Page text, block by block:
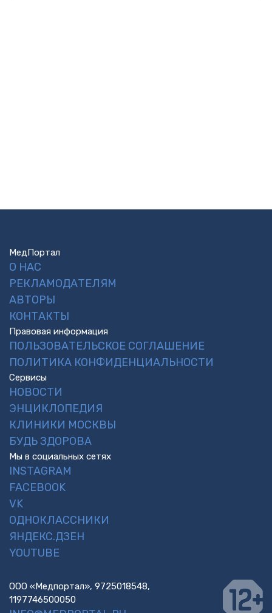
МедПортал
О НАС
РЕКЛАМОДАТЕЛЯМ
АВТОРЫ
КОНТАКТЫ
Правовая информация
ПОЛЬЗОВАТЕЛЬСКОЕ СОГЛАШЕНИЕ
ПОЛИТИКА КОНФИДЕНЦИАЛЬНОСТИ
Сервисы
НОВОСТИ
ЭНЦИКЛОПЕДИЯ
КЛИНИКИ МОСКВЫ
БУДЬ ЗДОРОВА
Мы в социальных сетях
INSTAGRAM
FACEBOOK
VK
ОДНОКЛАССНИКИ
ЯНДЕКС.ДЗЕН
YOUTUBE
ООО «Медпортал», 9725018548,
1197746500050